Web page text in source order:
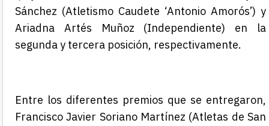
Sánchez (Atletismo Caudete ‘Antonio Amorós’) y
Ariadna Artés Muñoz (Independiente) en la
segunda y tercera posición, respectivamente.
Entre los diferentes premios que se entregaron,
Francisco Javier Soriano Martínez (Atletas de San